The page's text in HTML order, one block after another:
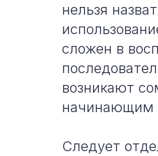
нельзя
сложен в
возникают
начинающим
Следует